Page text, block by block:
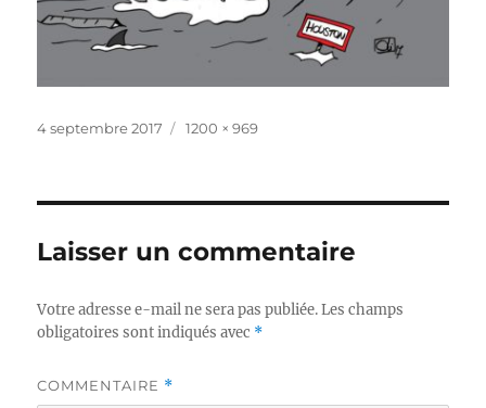
Publié
4 septembre 2017
Taille
1200 × 969
Laisser un commentaire
Votre adresse e-mail ne sera pas publiée. Les champs
obligatoires sont indiqués avec *
COMMENTAIRE *